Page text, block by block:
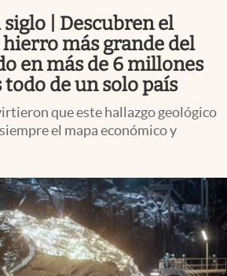
| Descubren el
más grande del
en más de 6 millones
todo de un solo país
que este hallazgo geológico
el mapa económico y